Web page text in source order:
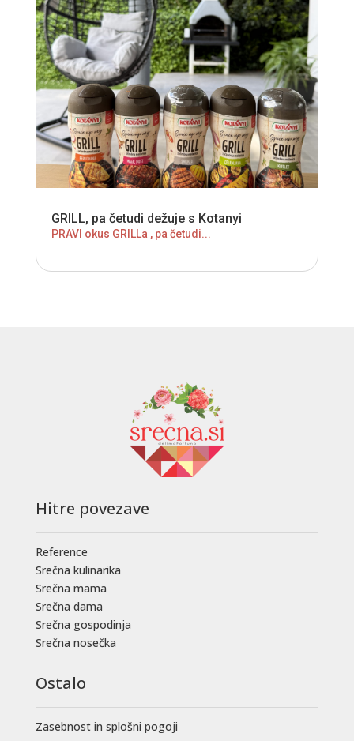
GRILL, pa četudi dežuje s Kotanyi
PRAVI okus GRILLa , pa četudi...
Hitre povezave
Reference
Srečna kulinarika
Srečna mama
Srečna dama
Srečna gospodinja
Srečna nosečka
Ostalo
Zasebnost in splošni pogoji